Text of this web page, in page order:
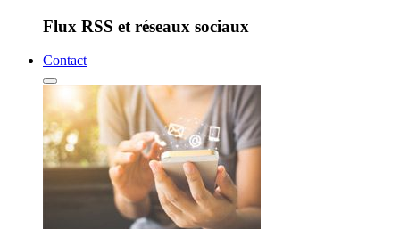
Flux RSS et réseaux sociaux
Contact